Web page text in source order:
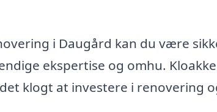
i Daugård kan du være
ekspertise og omhu.
klogt at investere i renovering